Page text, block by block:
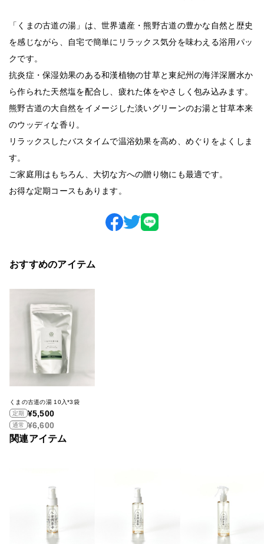
「くまの古道の湯」は、世界遺産・熊野古道の豊かな自然と歴史
を感じながら、自宅で簡単にリラックス気分を味わえる浴用パッ
クです。
抗炎症・保湿効果のある和漢植物の甘草と東紀州の海洋深層水か
ら作られた天然塩を配合し、疲れた体をやさしく包み込みます。
熊野古道の大自然をイメージした淡いグリーンのお湯と甘草本来
のウッディな香り。
リラックスしたバスタイムで温浴効果を高め、めぐりをよくしま
す。
ご家庭用はもちろん、大切な方への贈り物にも最適です。
お得な定期コースもあります。
おすすめのアイテム
くまの古道の湯 10入*3袋
定期 ¥5,500
通常 ¥6,600
関連アイテム